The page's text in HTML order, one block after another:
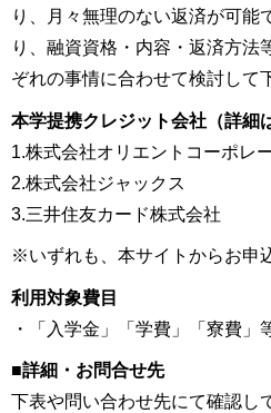
り、月々無理のない返済が可能
り、融資資格・内容・返済方法
ぞれの事情に合わせて検討して
本学提携クレジット会社（詳細
1.株式会社オリエントコーポレ
2.株式会社ジャックス
3.三井住友カード株式会社
※いずれも、本サイトからお申
利用対象費目
・「入学金」「学費」「寮費」
■詳細・お問合せ先
下表や問い合わせ先にて確認し